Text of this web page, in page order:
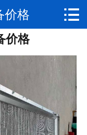
 网站首页
公司简介
产品展示
新闻动态
视频专区
价格 
价格